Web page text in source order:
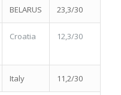
BELARUS 23,3/30
Croatia 12,3/30
Italy
11,2/30